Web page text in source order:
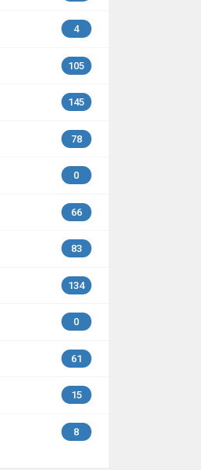
4
105
145
78
0
66
83
134
0
61
15
8